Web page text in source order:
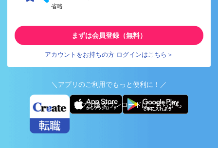
省略
まずは会員登録（無料）
アカウントをお持ちの方 ログインはこちら＞
＼アプリのご利用でもっと便利に！／
アプリ版ダウンロードはこちらから